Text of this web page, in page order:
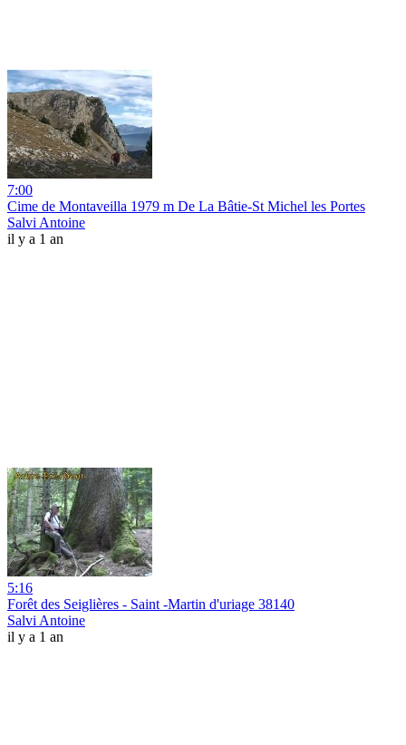
7:00
Cime de Montaveilla 1979 m De La Bâtie-St Michel les Portes
Salvi Antoine
il y a 1 an
5:16
Forêt des Seiglières - Saint -Martin d'uriage 38140
Salvi Antoine
il y a 1 an